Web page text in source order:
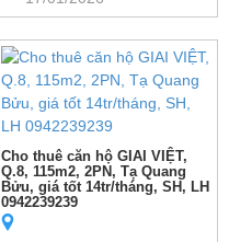
Cho thuê căn hộ GIAI VIỆT,
Q.8, 115m2, 2PN, Tạ Quang
Bửu, giá tốt 14tr/tháng, SH, LH
0942239239